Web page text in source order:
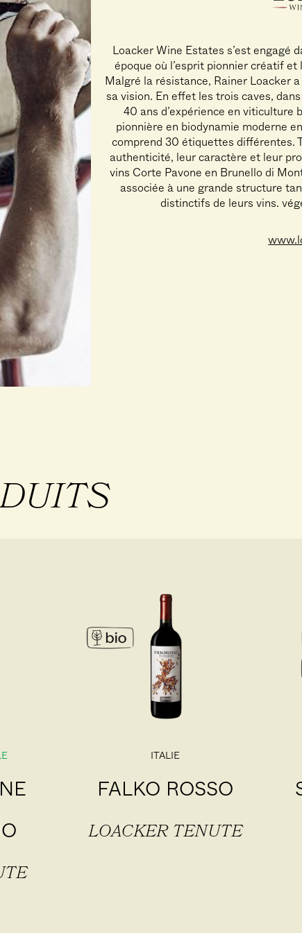
Loacker Wine Estates s’est engagé
époque où l’esprit pionnier créatif
Malgré la résistance, Rainer Loacker
sa vision. En effet les trois caves,
40 ans d’expérience en
pionnière en biodynamie moderne
comprend 30 étiquettes différentes.
authenticité, leur caractère et leur
vins Corte Pavone en Brunello di
associée à une grande structure
distinctifs de leurs vins.
ITALIE
FALKO ROSSO
LOACKER TENUTE